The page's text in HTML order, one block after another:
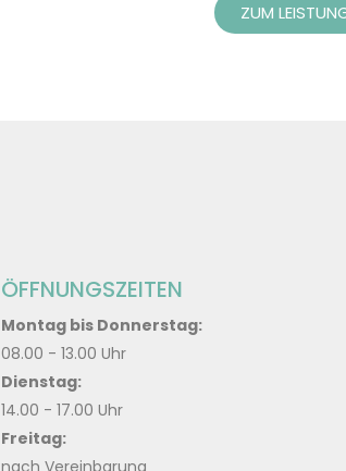
ZUM
ÖFFNUNGSZEITEN
Montag bis Donnerstag:
08.00 - 13.00 Uhr
Dienstag:
14.00 - 17.00 Uhr
Freitag: